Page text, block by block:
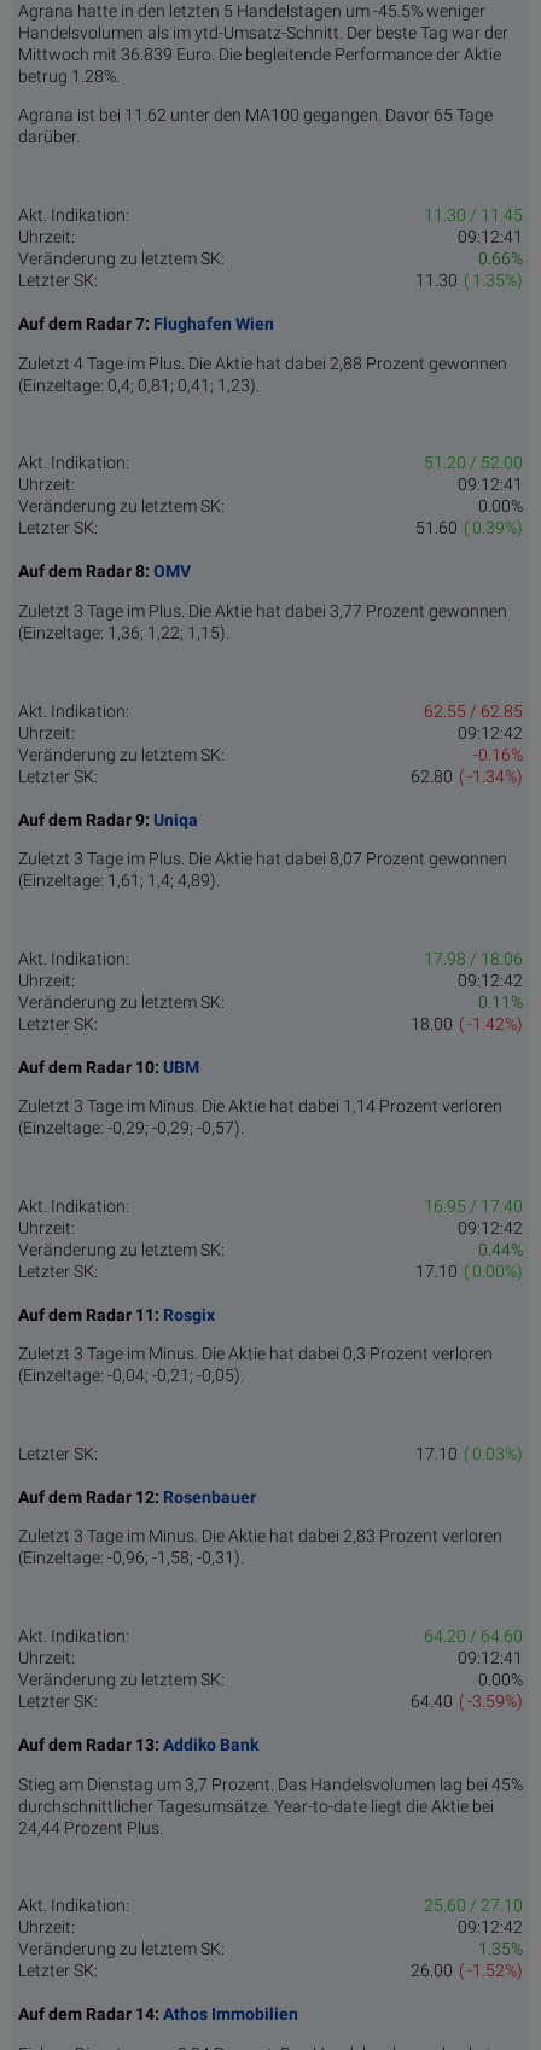
Agrana hatte in den letzten 5 Handelstagen um -45.5% weniger
Handelsvolumen als im ytd-Umsatz-Schnitt. Der beste Tag war der
Mittwoch mit 36.839 Euro. Die begleitende Performance der Aktie
betrug 1.28%.
Agrana ist bei 11.62 unter den MA100 gegangen. Davor 65 Tage
darüber.
Akt. Indikation:
11.30 / 11.45
Uhrzeit:
09:12:41
Veränderung zu letztem SK:
0.66%
Letzter SK:
( 1.35%)
11.30
Auf dem Radar 7: Flughafen Wien
Zuletzt 4 Tage im Plus. Die Aktie hat dabei 2,88 Prozent gewonnen
(Einzeltage: 0,4; 0,81; 0,41; 1,23).
Akt. Indikation:
51.20 / 52.00
Uhrzeit:
09:12:41
Veränderung zu letztem SK:
0.00%
Letzter SK:
( 0.39%)
51.60
Auf dem Radar 8: OMV
Zuletzt 3 Tage im Plus. Die Aktie hat dabei 3,77 Prozent gewonnen
(Einzeltage: 1,36; 1,22; 1,15).
Akt. Indikation:
62.55 / 62.85
Uhrzeit:
09:12:42
Veränderung zu letztem SK:
-0.16%
Letzter SK:
( -1.34%)
62.80
Auf dem Radar 9: Uniqa
Zuletzt 3 Tage im Plus. Die Aktie hat dabei 8,07 Prozent gewonnen
(Einzeltage: 1,61; 1,4; 4,89).
Akt. Indikation:
17.98 / 18.06
Uhrzeit:
09:12:42
Veränderung zu letztem SK:
0.11%
Letzter SK:
( -1.42%)
18.00
Auf dem Radar 10: UBM
Zuletzt 3 Tage im Minus. Die Aktie hat dabei 1,14 Prozent verloren
(Einzeltage: -0,29; -0,29; -0,57).
Akt. Indikation:
16.95 / 17.40
Uhrzeit:
09:12:42
Veränderung zu letztem SK:
0.44%
Letzter SK:
( 0.00%)
17.10
Auf dem Radar 11: Rosgix
Zuletzt 3 Tage im Minus. Die Aktie hat dabei 0,3 Prozent verloren
(Einzeltage: -0,04; -0,21; -0,05).
Letzter SK: ( 0.03%)
17.10
Auf dem Radar 12: Rosenbauer
Zuletzt 3 Tage im Minus. Die Aktie hat dabei 2,83 Prozent verloren
(Einzeltage: -0,96; -1,58; -0,31).
Akt. Indikation:
64.20 / 64.60
Uhrzeit:
09:12:41
Veränderung zu letztem SK:
0.00%
Letzter SK:
( -3.59%)
64.40
Auf dem Radar 13: Addiko Bank
Stieg am Dienstag um 3,7 Prozent. Das Handelsvolumen lag bei 45%
durchschnittlicher Tagesumsätze. Year-to-date liegt die Aktie bei
24,44 Prozent Plus.
Akt. Indikation:
25.60 / 27.10
Uhrzeit:
09:12:42
Veränderung zu letztem SK:
1.35%
Letzter SK:
( -1.52%)
26.00
Auf dem Radar 14: Athos Immobilien